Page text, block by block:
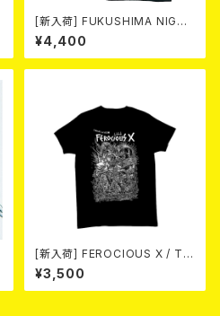
[新入荷] FUKUSHIMA NIGHT
MARE Tee -MISERY editio
n- (SMOKE BLACK)
¥4,400
[新入荷] FEROCIOUS X / T S
HIRT
¥3,500